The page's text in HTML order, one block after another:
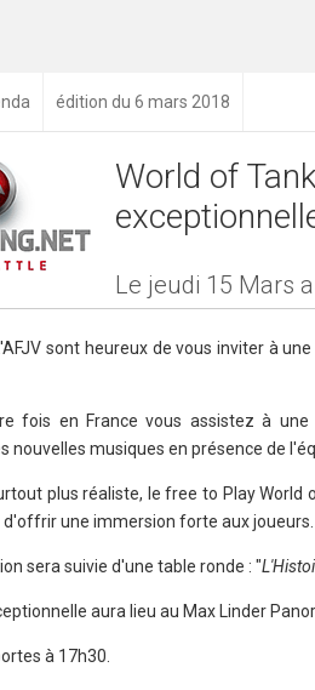
édition du 6 mars 2018
World of
Le jeudi 15 Mars
sont heureux de vous inviter à
fois en France vous assistez à
nouvelles musiques en présence de
plus réaliste, le free to Play
une immersion forte aux joueurs.
sera suivie d'une table ronde : "
aura lieu au Max Linder
à 17h30.